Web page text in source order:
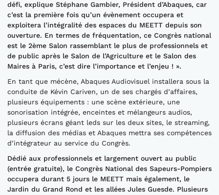
défi, explique Stéphane Gambier, Président d’Abaques, car
c’est la première fois qu’un évènement occupera et
exploitera l’intégralité des espaces du MEETT depuis son
ouverture. En termes de fréquentation, ce Congrès national
est le 2ème Salon rassemblant le plus de professionnels et
de public après le Salon de l’Agriculture et le Salon des
Maires à Paris, c’est dire l’importance et l’enjeu ! ».
En tant que mécène, Abaques Audiovisuel installera sous la
conduite de Kévin Cariven, un de ses chargés d’affaires,
plusieurs équipements : une scène extérieure, une
sonorisation intégrée, enceintes et mélangeurs audios,
plusieurs écrans géant leds sur les deux sites, le streaming,
la diffusion des médias et Abaques mettra ses compétences
d’intégrateur au service du Congrès.
Dédié aux professionnels et largement ouvert au public
(entrée gratuite), le Congrès National des Sapeurs-Pompiers
occupera durant 5 jours le MEETT mais également, le
Jardin du Grand Rond et les allées Jules Guesde. Plusieurs